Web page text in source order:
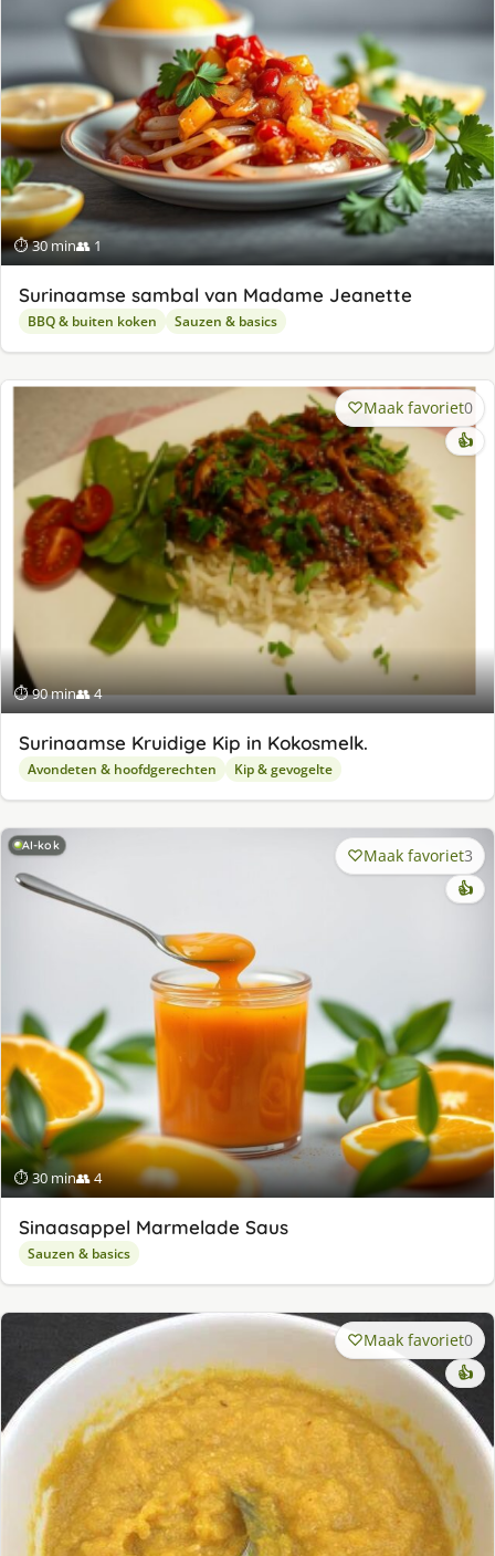
⏱ 30 min👥 1
Surinaamse sambal van Madame Jeanette
BBQ & buiten koken Sauzen & basics
⏱ 90 min👥 4
Maak favoriet0
👍
Surinaamse Kruidige Kip in Kokosmelk.
Avondeten & hoofdgerechten Kip & gevogelte
AI-kok
⏱ 30 min👥 4
Maak favoriet3
👍
Sinaasappel Marmelade Saus
Sauzen & basics
Maak favoriet0
👍